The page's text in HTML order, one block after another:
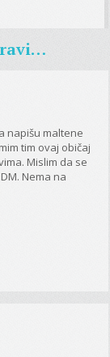
napišu maltene
tim ovaj običaj
Mislim da se
Nema na